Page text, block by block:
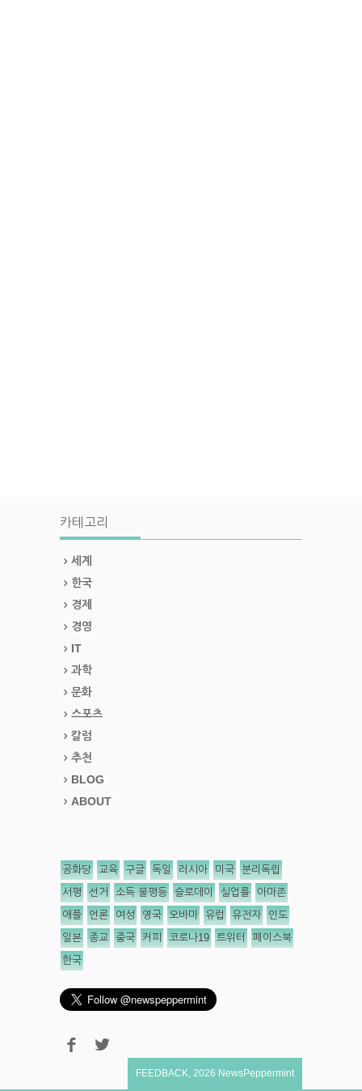
카테고리
세계
한국
경제
경영
IT
과학
문화
스포츠
칼럼
추천
BLOG
ABOUT
공화당 교육 구글 독일 러시아 미국 분리독립
서평 선거 소득 불평등 슬로데이 실업률 아마존
애플 언론 여성 영국 오바마 유럽 유전자 인도
일본 종교 중국 커피 코로나19 트위터 페이스북
한국
FEEDBACK 2026 NewsPeppermint